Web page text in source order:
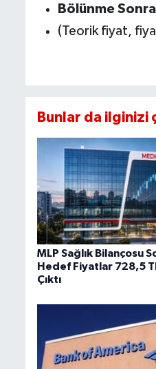
Bölünme
(Teorik fiyat,
Bunlar da ilginizi
MLP Sağlık Bilançosu
Hedef Fiyatlar 728,5
Çıktı